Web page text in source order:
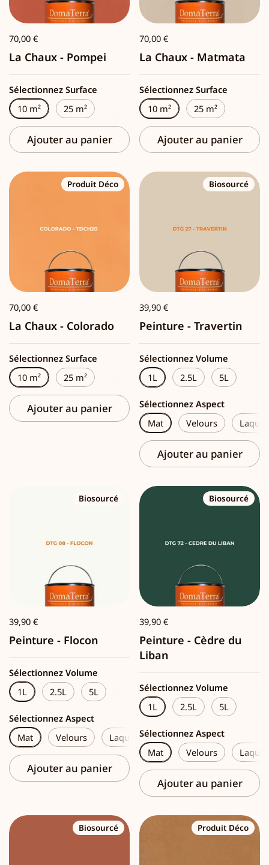
70,00 €
La Chaux - Pompei
Sélectionnez Surface
10 m²
25 m²
Ajouter au panier
70,00 €
La Chaux - Matmata
Sélectionnez Surface
10 m²
25 m²
Ajouter au panier
70,00 €
La Chaux - Colorado
Sélectionnez Surface
10 m²
25 m²
Ajouter au panier
Produit Déco
39,90 €
Peinture - Travertin
Sélectionnez Volume
1L
2.5L 5L
Sélectionnez Aspect
Mat
Velours Laque
Ajouter au panier
Biosourcé
39,90 €
Peinture - Flocon
Sélectionnez Volume
1L
2.5L 5L
Sélectionnez Aspect
Mat
Velours Laque
Ajouter au panier
Biosourcé
39,90 €
Peinture - Cèdre du
Liban
Sélectionnez Volume
1L
2.5L 5L
Sélectionnez Aspect
Mat
Velours Laque
Ajouter au panier
Biosourcé
Biosourcé Produit Déco